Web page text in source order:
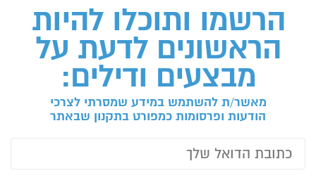
הרשמו ותוכלו להיות
הראשונים לדעת על
מבצעים ודילים:
מאשר/ת להשתמש במידע שמסרתי לצרכי
הודעות ופרסומות כמפורט בתקנון שבאתר